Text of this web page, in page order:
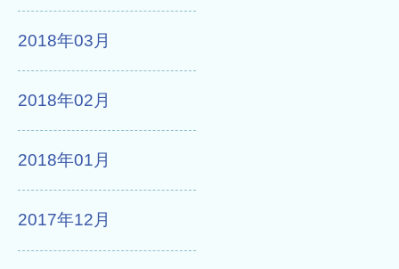
2018年03月
2018年02月
2018年01月
2017年12月